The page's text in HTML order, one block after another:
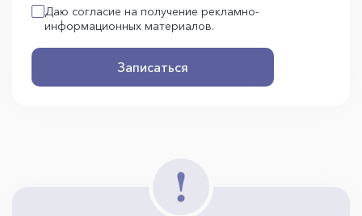
Даю согласие на получение рекламно-
информационных материалов.
Записаться